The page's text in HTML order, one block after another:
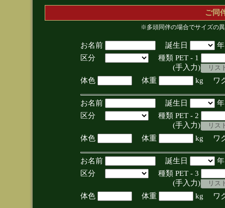
ご同
※多頭同伴の場合でサイズの
お名前 誕生日
区分
種類 PET - 1
(手入力)
体色
体重 kg ワ
お名前 誕生日
区分
種類 PET - 2
(手入力)
体色
体重 kg ワ
お名前 誕生日
区分
種類 PET - 3
(手入力)
体色
体重 kg ワ